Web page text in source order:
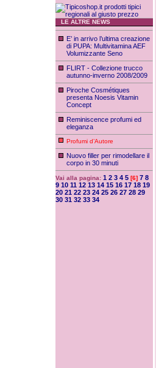
LE ALTRE NEWS
E’ in arrivo l’ultima creazione
di PUPA: Multivitamina AEF
Volumizzante Seno
FLIRT - Collezione trucco
autunno-inverno 2008/2009
Piroche Cosmétiques
presenta Noesis Vitamin
Concept
Reminiscence profumi ed
eleganza
Profumi d’Autore
Nuovo filler per rimodellare il
corpo in 30 minuti
Vai alla pagina: 1 2 3 4 5 [6] 7 8
9 10 11 12 13 14 15 16 17 18 19
20 21 22 23 24 25 26 27 28 29
30 31 32 33 34